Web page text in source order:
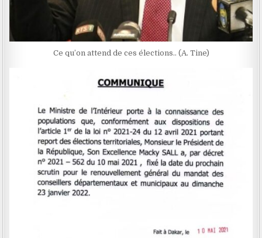
Ce qu’on attend de ces élections.. (A. Tine)